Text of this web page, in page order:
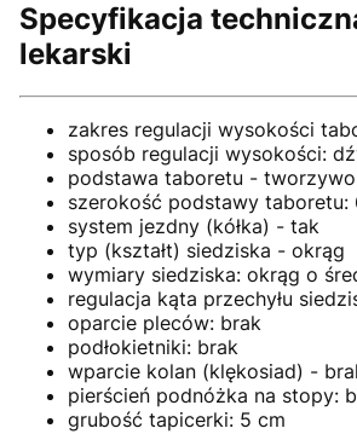
Specyfikacja
lekarski
zakres regulacji wysokości
sposób regulacji wysokości:
podstawa taboretu -
szerokość podstawy taboretu:
system jezdny (kółka) - tak
typ (kształt) siedziska - okrąg
wymiary siedziska: okrąg o
regulacja kąta przechyłu
oparcie pleców: brak
podłokietniki: brak
wparcie kolan (klękosiad) -
pierścień podnóżka na stopy:
grubość tapicerki: 5 cm